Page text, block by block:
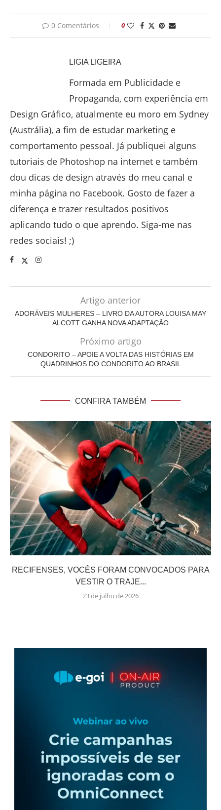
0 Comentários 0
LIGIA LIGEIRA
Formada em Publicidade e
Propaganda, com experiência em
Design Gráfico, atualmente eu moro em Sydney
(Austrália), a fim de estudar marketing e
comportamento pessoal. Já publiquei alguns
tutoriais de Photoshop na internet e também
dou dicas de design através do meu canal e
minha página no Facebook. Gosto de fazer a
diferença e trazer resultados positivos
aplicando tudo o que aprendo. Siga-me nas
redes sociais! ;)
Artigo anterior
ADORÁVEIS MULHERES – LIVRO DA AUTORA LOUISA MAY
ALCOTT GANHA NOVA ADAPTAÇÃO
Próximo artigo
CONDORITO – APOIE A VOLTA DAS HISTÓRIAS EM
QUADRINHOS DO CONDORITO AO BRASIL
CONFIRA TAMBÉM
RECIFENSES, VOCÊS FORAM CONVOCADOS PARA
VESTIR O TRAJE...
23 de julho de 2026